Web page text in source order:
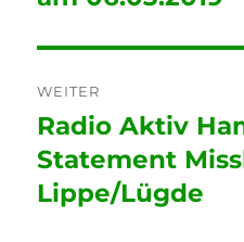
WEITER
Nächster
Beitrag:
Radio Aktiv
Statement
Lippe/Lügde